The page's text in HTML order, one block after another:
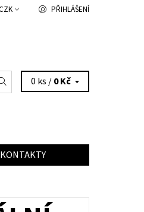
PŘIHLÁŠENÍ
0 ks /0 Kč
KONTAKTY